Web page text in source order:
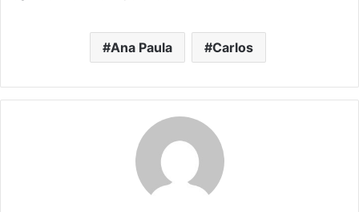
Ana Paula Carlos